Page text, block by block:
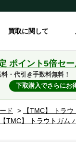
買取に関して
ポイント5倍セー
・代引き手数料無料！
下取購入でさらにお
ド >
【TMC】 トラ
【TMC】 トラウトガム